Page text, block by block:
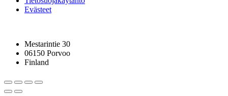
Evästeet
Mestarintie 30
06150 Porvoo
Finland